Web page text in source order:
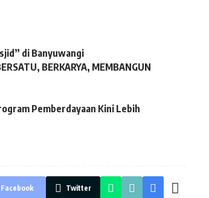
di Banyuwangi
BERKARYA, MEMBANGUN
Pemberdayaan Kini Lebih
Facebook Twitter